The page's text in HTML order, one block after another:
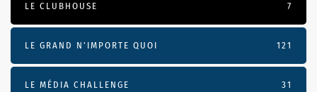
LE CLUBHOUSE 7
LE GRAND N’IMPORTE QUOI 121
LE MÉDIA CHALLENGE 31